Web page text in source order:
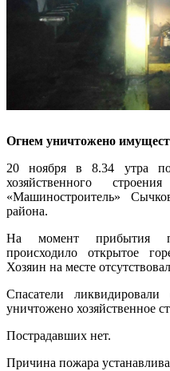
Огнем уничтожено
20 ноября в 8.34 утра
хозяйственного
«Машиностроитель»
района.
На момент прибытия
происходило открытое
Хозяин на месте
Спасатели
уничтожено хозяйственное
Пострадавших нет.
Причина пожара